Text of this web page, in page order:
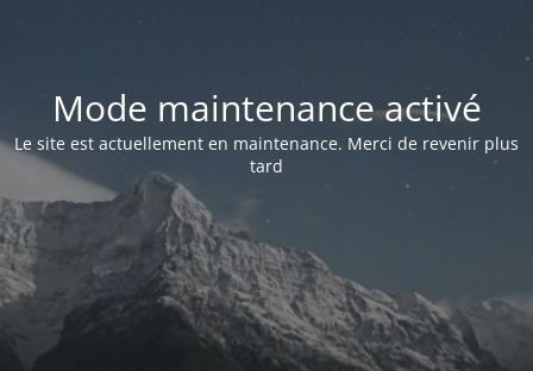
Mode maintenance activé
Le site est actuellement en maintenance. Merci de revenir plus
tard